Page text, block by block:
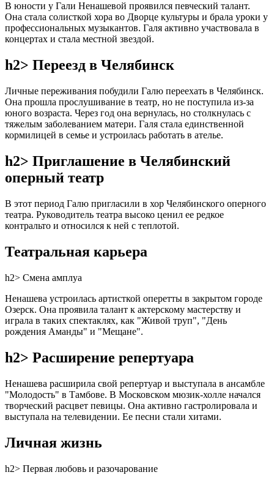
В юности у Гали Ненашевой проявился певческий талант.
Она стала солисткой хора во Дворце культуры и брала уроки у
профессиональных музыкантов. Галя активно участвовала в
концертах и стала местной звездой.
h2> Переезд в Челябинск
Личные переживания побудили Галю переехать в Челябинск.
Она прошла прослушивание в театр, но не поступила из-за
юного возраста. Через год она вернулась, но столкнулась с
тяжелым заболеванием матери. Галя стала единственной
кормилицей в семье и устроилась работать в ателье.
h2> Приглашение в Челябинский
оперный театр
В этот период Галю пригласили в хор Челябинского оперного
театра. Руководитель театра высоко ценил ее редкое
контральто и относился к ней с теплотой.
Театральная карьера
h2> Смена амплуа
Ненашева устроилась артисткой оперетты в закрытом городе
Озерск. Она проявила талант к актерскому мастерству и
играла в таких спектаклях, как "Живой труп", "День
рождения Аманды" и "Мещане".
h2> Расширение репертуара
Ненашева расширила свой репертуар и выступала в ансамбле
"Молодость" в Тамбове. В Московском мюзик-холле начался
творческий расцвет певицы. Она активно гастролировала и
выступала на телевидении. Ее песни стали хитами.
Личная жизнь
h2> Первая любовь и разочарование